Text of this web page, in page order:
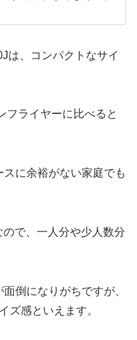
は、コンパクトなサイ
フライヤーに比べると
に余裕がない家庭でも
で、一人分や少人数分
倒になりがちですが、
ズ感といえます。